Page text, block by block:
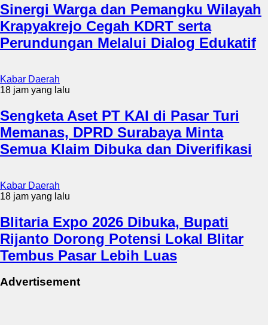
Sinergi Warga dan Pemangku Wilayah
Krapyakrejo Cegah KDRT serta
Perundungan Melalui Dialog Edukatif
Kabar Daerah
18 jam yang lalu
Sengketa Aset PT KAI di Pasar Turi
Memanas, DPRD Surabaya Minta
Semua Klaim Dibuka dan Diverifikasi
Kabar Daerah
18 jam yang lalu
Blitaria Expo 2026 Dibuka, Bupati
Rijanto Dorong Potensi Lokal Blitar
Tembus Pasar Lebih Luas
Advertisement